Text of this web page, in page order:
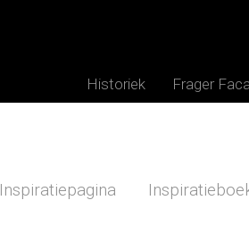
Historiek Frager
Inspiratiepagina